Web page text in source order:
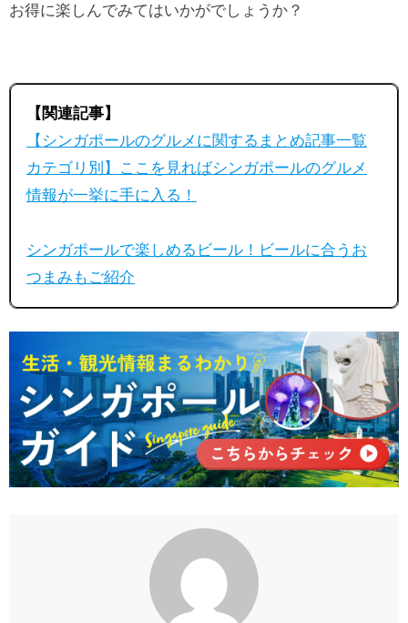
お得に楽しんでみてはいかがでしょうか？
【関連記事】
【シンガポールのグルメに関するまとめ記事一覧
カテゴリ別】ここを見ればシンガポールのグルメ
情報が一挙に手に入る！
シンガポールで楽しめるビール！ビールに合うお
つまみもご紹介